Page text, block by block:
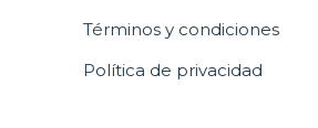
Términos y condiciones
Política de privacidad